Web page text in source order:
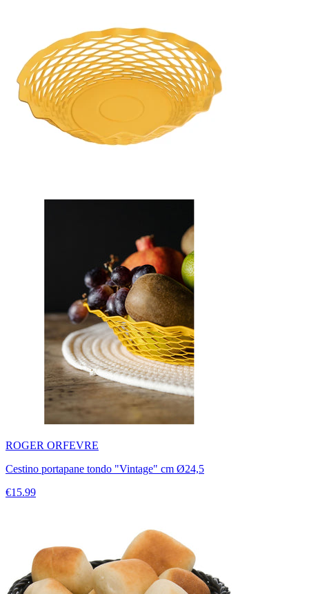
ROGER ORFEVRE
Cestino portapane tondo "Vintage" cm Ø24,5
€15.99